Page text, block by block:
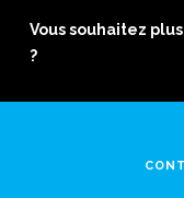
Vous souhaitez
?